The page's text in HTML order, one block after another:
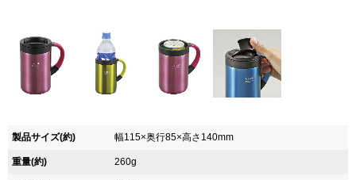
製品サイズ(約) 幅115×奥行85×高さ140mm
重量(約) 260g